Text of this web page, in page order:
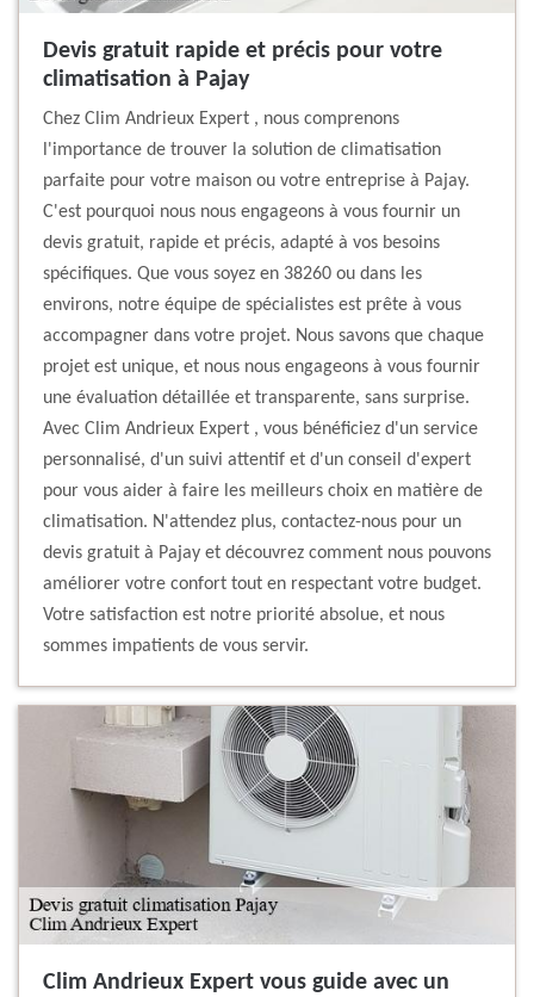
Devis gratuit rapide et précis pour votre
climatisation à Pajay
Chez Clim Andrieux Expert , nous comprenons
l'importance de trouver la solution de climatisation
parfaite pour votre maison ou votre entreprise à Pajay.
C'est pourquoi nous nous engageons à vous fournir un
devis gratuit, rapide et précis, adapté à vos besoins
spécifiques. Que vous soyez en 38260 ou dans les
environs, notre équipe de spécialistes est prête à vous
accompagner dans votre projet. Nous savons que chaque
projet est unique, et nous nous engageons à vous fournir
une évaluation détaillée et transparente, sans surprise.
Avec Clim Andrieux Expert , vous bénéficiez d'un service
personnalisé, d'un suivi attentif et d'un conseil d'expert
pour vous aider à faire les meilleurs choix en matière de
climatisation. N'attendez plus, contactez-nous pour un
devis gratuit à Pajay et découvrez comment nous pouvons
améliorer votre confort tout en respectant votre budget.
Votre satisfaction est notre priorité absolue, et nous
sommes impatients de vous servir.
Clim Andrieux Expert vous guide avec un